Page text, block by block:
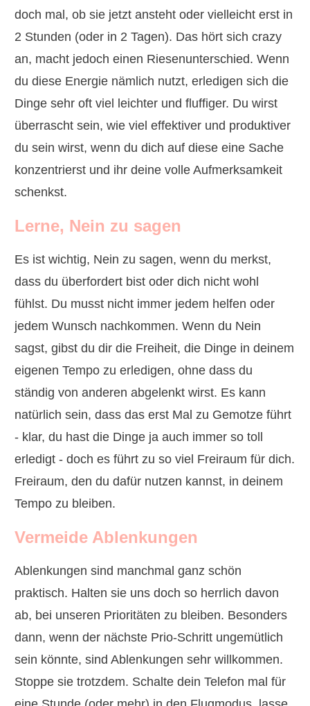
doch mal, ob sie jetzt ansteht oder vielleicht erst in
2 Stunden (oder in 2 Tagen). Das hört sich crazy
an, macht jedoch einen Riesenunterschied. Wenn
du diese Energie nämlich nutzt, erledigen sich die
Dinge sehr oft viel leichter und fluffiger. Du wirst
überrascht sein, wie viel effektiver und produktiver
du sein wirst, wenn du dich auf diese eine Sache
konzentrierst und ihr deine volle Aufmerksamkeit
schenkst.
Lerne, Nein zu sagen
Es ist wichtig, Nein zu sagen, wenn du merkst,
dass du überfordert bist oder dich nicht wohl
fühlst. Du musst nicht immer jedem helfen oder
jedem Wunsch nachkommen. Wenn du Nein
sagst, gibst du dir die Freiheit, die Dinge in deinem
eigenen Tempo zu erledigen, ohne dass du
ständig von anderen abgelenkt wirst. Es kann
natürlich sein, dass das erst Mal zu Gemotze führt
- klar, du hast die Dinge ja auch immer so toll
erledigt - doch es führt zu so viel Freiraum für dich.
Freiraum, den du dafür nutzen kannst, in deinem
Tempo zu bleiben.
Vermeide Ablenkungen
Ablenkungen sind manchmal ganz schön
praktisch. Halten sie uns doch so herrlich davon
ab, bei unseren Prioritäten zu bleiben. Besonders
dann, wenn der nächste Prio-Schritt ungemütlich
sein könnte, sind Ablenkungen sehr willkommen.
Stoppe sie trotzdem. Schalte dein Telefon mal für